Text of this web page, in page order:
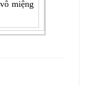
miệng